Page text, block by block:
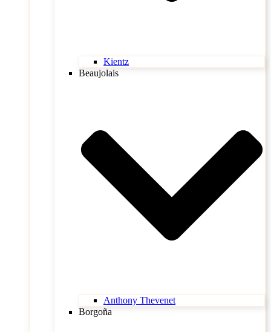
Kientz
Beaujolais
Anthony Thevenet
Borgoña